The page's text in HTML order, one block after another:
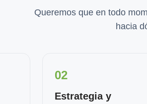
Queremos que en todo
hacia
02
Estrategia y